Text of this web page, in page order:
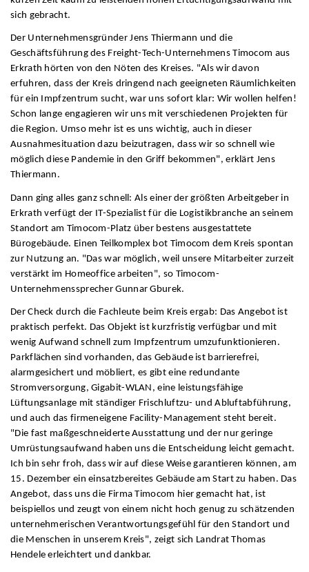
sich gebracht.
Der Unternehmensgründer Jens Thiermann und die
Geschäftsführung des Freight-Tech-Unternehmens Timocom aus
Erkrath hörten von den Nöten des Kreises. "Als wir davon
erfuhren, dass der Kreis dringend nach geeigneten Räumlichkeiten
für ein Impfzentrum sucht, war uns sofort klar: Wir wollen helfen!
Schon lange engagieren wir uns mit verschiedenen Projekten für
die Region. Umso mehr ist es uns wichtig, auch in dieser
Ausnahmesituation dazu beizutragen, dass wir so schnell wie
möglich diese Pandemie in den Griff bekommen", erklärt Jens
Thiermann.
Dann ging alles ganz schnell: Als einer der größten Arbeitgeber in
Erkrath verfügt der IT-Spezialist für die Logistikbranche an seinem
Standort am Timocom-Platz über bestens ausgestattete
Bürogebäude. Einen Teilkomplex bot Timocom dem Kreis spontan
zur Nutzung an. "Das war möglich, weil unsere Mitarbeiter zurzeit
verstärkt im Homeoffice arbeiten", so Timocom-
Unternehmenssprecher Gunnar Gburek.
Der Check durch die Fachleute beim Kreis ergab: Das Angebot ist
praktisch perfekt. Das Objekt ist kurzfristig verfügbar und mit
wenig Aufwand schnell zum Impfzentrum umzufunktionieren.
Parkflächen sind vorhanden, das Gebäude ist barrierefrei,
alarmgesichert und möbliert, es gibt eine redundante
Stromversorgung, Gigabit-WLAN, eine leistungsfähige
Lüftungsanlage mit ständiger Frischluftzu- und Abluftabführung,
und auch das firmeneigene Facility-Management steht bereit.
"Die fast maßgeschneiderte Ausstattung und der nur geringe
Umrüstungsaufwand haben uns die Entscheidung leicht gemacht.
Ich bin sehr froh, dass wir auf diese Weise garantieren können, am
15. Dezember ein einsatzbereites Gebäude am Start zu haben. Das
Angebot, dass uns die Firma Timocom hier gemacht hat, ist
beispiellos und zeugt von einem nicht hoch genug zu schätzenden
unternehmerischen Verantwortungsgefühl für den Standort und
die Menschen in unserem Kreis", zeigt sich Landrat Thomas
Hendele erleichtert und dankbar.